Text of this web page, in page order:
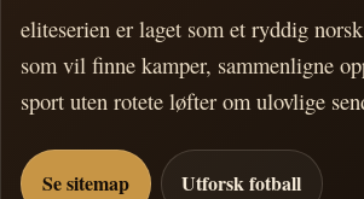
eliteserien er laget som et ryddig
som vil finne kamper, sammenligne
sport uten rotete løfter om ulovlige
Se sitemap Utforsk fotball